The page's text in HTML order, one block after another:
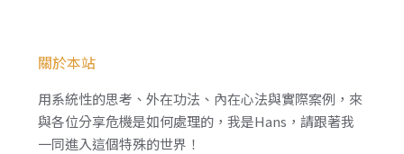
關於本站
用系統性的思考、外在功法、內在心法與實際案例，來
與各位分享危機是如何處理的，我是Hans，請跟著我
一同進入這個特殊的世界！